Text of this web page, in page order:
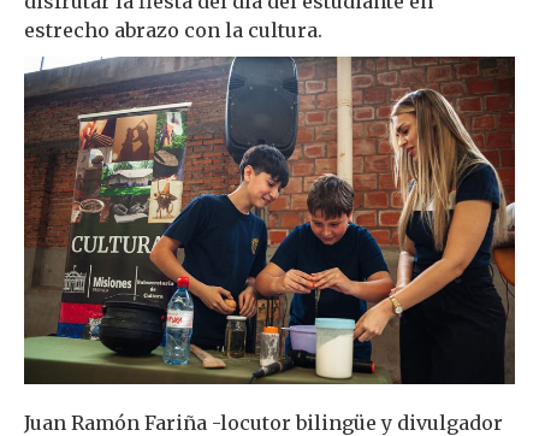
estrecho abrazo con la cultura.
Juan Ramón Fariña -locutor bilingüe y divulgador